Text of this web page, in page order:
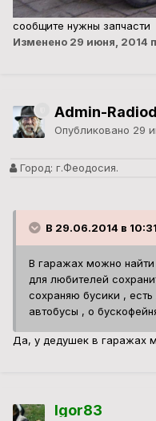
сообщите нужны запчасти
Изменено 29 июня, 2014
Admin-
Опубликовано 29
Город: г.Феодосия.
В 29.06.2014 в
В гаражах можно
для любителей
сохраняю бусики ,
автобусы , о
Да, у дедушек в гаражах
Igor83